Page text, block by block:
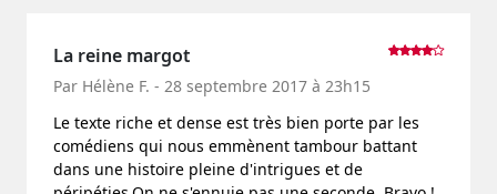
La reine margot
Par Hélène F. - 28 septembre 2017 à 23h15
Le texte riche et dense est très bien porte par les
comédiens qui nous emmènent tambour battant
dans une histoire pleine d'intrigues et de